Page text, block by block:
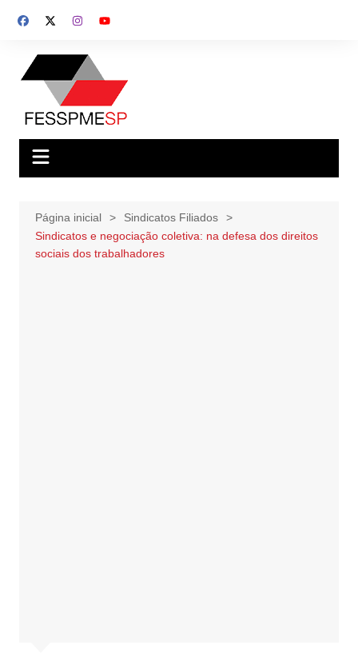
para
conteúdo
Página inicial
Sindicatos Filiados
Sindicatos e negociação coletiva: na defesa dos direitos
sociais dos trabalhadores